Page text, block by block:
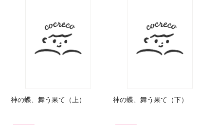
神の蝶、舞う果て（上） 神の蝶、舞う果て（下）